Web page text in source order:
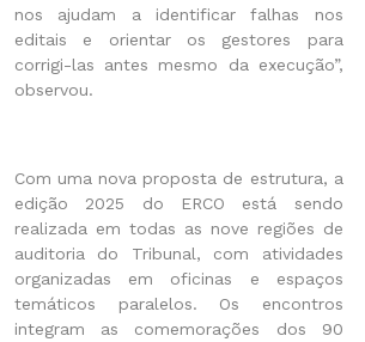
nos ajudam a identificar falhas nos
editais e orientar os gestores para
corrigi-las antes mesmo da execução”,
observou.
Com uma nova proposta de estrutura, a
edição 2025 do ERCO está sendo
realizada em todas as nove regiões de
auditoria do Tribunal, com atividades
organizadas em oficinas e espaços
temáticos paralelos. Os encontros
integram as comemorações dos 90